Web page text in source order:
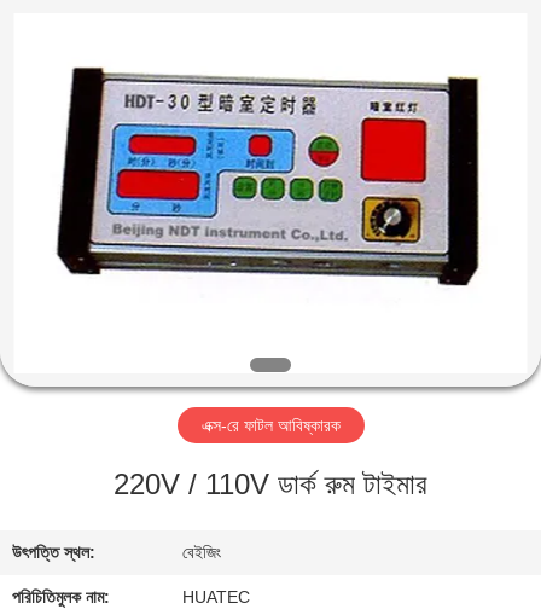
আমাদের
কারখানা
নিয়ন্ত্রণ
এক্স-রে ফাটল আবিষ্কারক
220V / 110V ডার্ক রুম টাইমার
উৎপত্তি স্থল: বেইজিং
পরিচিতিমুলক নাম: HUATEC